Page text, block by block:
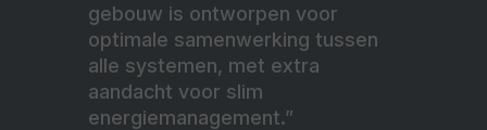
gebouw is ontworpen voor
optimale samenwerking tussen
alle systemen, met extra
aandacht voor slim
energiemanagement.”